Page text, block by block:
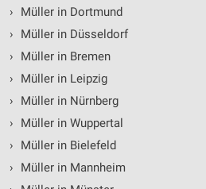
›
Müller in Dortmund
›
Müller in Düsseldorf
›
Müller in Bremen
›
Müller in Leipzig
›
Müller in Nürnberg
›
Müller in Wuppertal
›
Müller in Bielefeld
›
Müller in Mannheim
Verwendung reduzierter Daten zur
Verwendung genauer Standortdaten
Geräte anhand von aktiv
Informationen identifizieren
Nicht-IAB-Verarbeitungszwecke:
Notwendig